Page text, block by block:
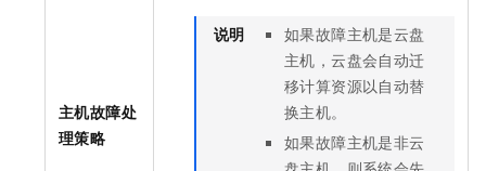
主机故障处
理策略
说明
如果故障主机是云盘
主机，云盘会自动迁
移计算资源以自动替
换主机。
如果故障主机是非云